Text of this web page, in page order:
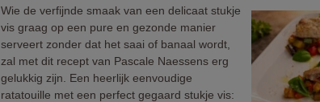
Wie de verfijnde smaak van een delicaat stukje
vis graag op een pure en gezonde manier
serveert zonder dat het saai of banaal wordt,
zal met dit recept van Pascale Naessens erg
gelukkig zijn. Een heerlijk eenvoudige
ratatouille met een perfect gegaard stukje vis: